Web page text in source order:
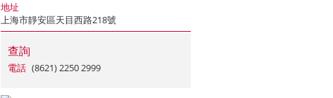
地址
上海市靜安區天目西路218號
查詢
電話 (8621) 2250 2999